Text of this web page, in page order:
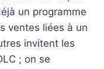
un programme
ventes liées à un
invitent les
; on se